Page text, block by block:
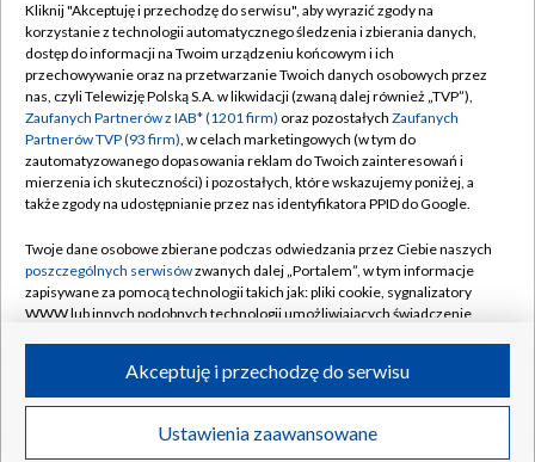
TVP
Abonament TVP
Emisja w TVP
Centrum informacji TVP
Naziemna Telewizja Cyfrowa
Rada Programowa
System NOS
Informacje o nadawcy
Program dla prasy
Regulamin TVP
Polityka prywatności
Moje zgody
Pomoc
Kontakt
Kanały
©2026 Telewizja Polska S.A. w likwidacji
Kliknij "Akceptuję i przechodzę do serwisu", aby wyrazić zgody na
korzystanie z technologii automatycznego śledzenia i zbierania danych,
dostęp do informacji na Twoim urządzeniu końcowym i ich
przechowywanie oraz na przetwarzanie Twoich danych osobowych przez
nas, czyli Telewizję Polską S.A. w likwidacji (zwaną dalej również „TVP”),
Zaufanych Partnerów z IAB* (1201 firm) oraz pozostałych Zaufanych
Partnerów TVP (93 firm), w celach marketingowych (w tym do
zautomatyzowanego dopasowania reklam do Twoich zainteresowań i
mierzenia ich skuteczności) i pozostałych, które wskazujemy poniżej, a
także zgody na udostępnianie przez nas identyfikatora PPID do Google.
Twoje dane osobowe zbierane podczas odwiedzania przez Ciebie naszych
poszczególnych serwisówzwanych dalej „Portalem”, w tym informacje
zapisywane za pomocą technologii takich jak: pliki cookie, sygnalizatory
WWW lub innych podobnych technologii umożliwiających świadczenie
ruchu w Internecie.
Twoje dane osobowe zbierane podczas odwiedzania przez Ciebie
poszczególnych serwisówna Portalu, takie jak adresy IP, identyfikatory
Ustawienia zaawansowane
Akceptuję i przechodzę do serwisu